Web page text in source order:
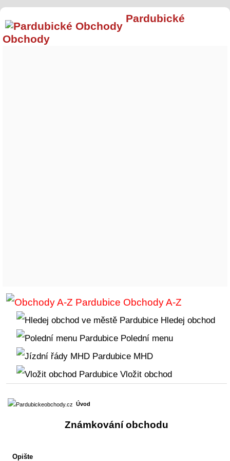
Pardubické
Obchody
Obchody A-Z
Hledej obchod
Polední menu
MHD
Vložit obchod
Úvod
Známkování obchodu
Opište